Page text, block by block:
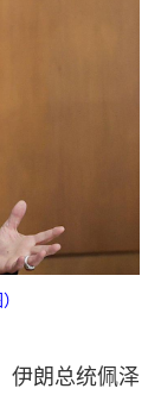
伊朗总统佩泽